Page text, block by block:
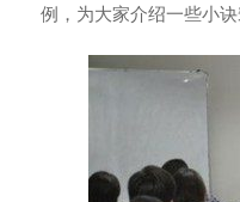
例，为大家介绍一些小诀